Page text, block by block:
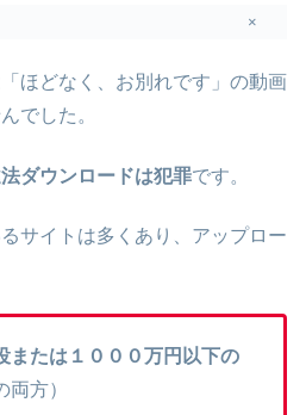
×
ほどなく、お別れです」の動画
でした。
ダウンロードは犯罪です。
サイトは多くあり、アップロー
または１０００万円以下の
両方）